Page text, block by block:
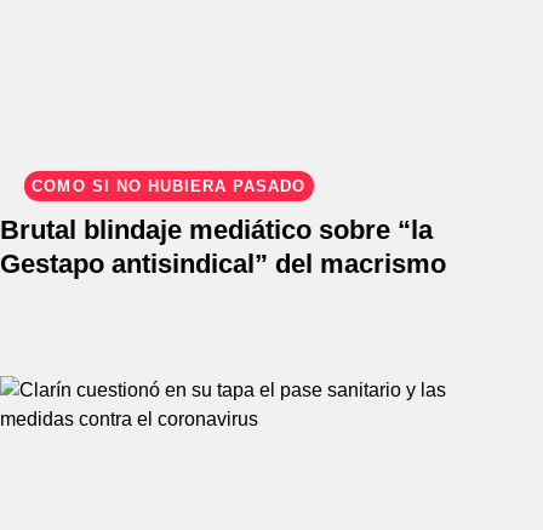
COMO SI NO HUBIERA PASADO
Brutal blindaje mediático sobre “la
Gestapo antisindical” del macrismo